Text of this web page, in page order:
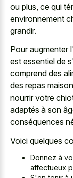
ou plus, ce qui
environnement
grandir.
Pour augmenter
est essentiel de
comprend des
des repas
nourrir votre
adaptés à son
conséquences
Voici quelques
Donnez à
affectueux